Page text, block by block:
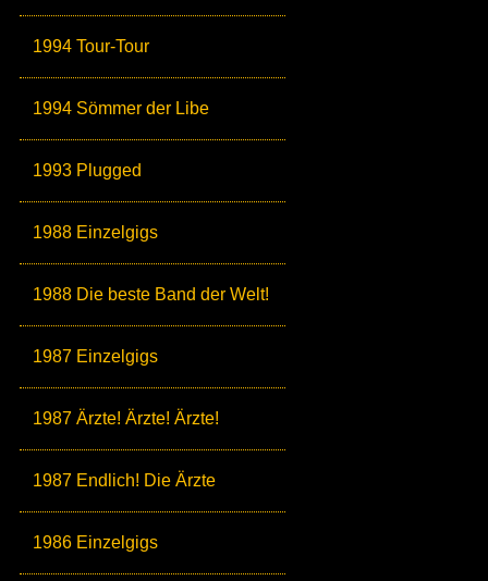
1994 Tour-Tour
1994 Sömmer der Libe
1993 Plugged
1988 Einzelgigs
1988 Die beste Band der Welt!
1987 Einzelgigs
1987 Ärzte! Ärzte! Ärzte!
1987 Endlich! Die Ärzte
1986 Einzelgigs